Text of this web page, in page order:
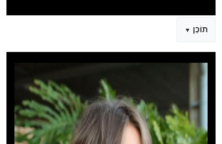
תוֹכֶן